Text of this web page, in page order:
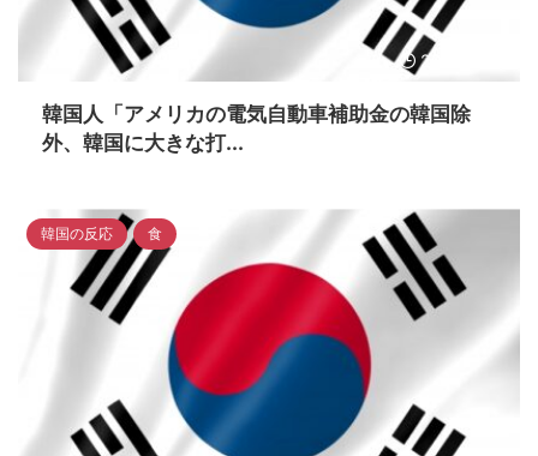
2023/4/19
韓国人「アメリカの電気自動車補助金の韓国除
外、韓国に大きな打...
韓国の反応 食